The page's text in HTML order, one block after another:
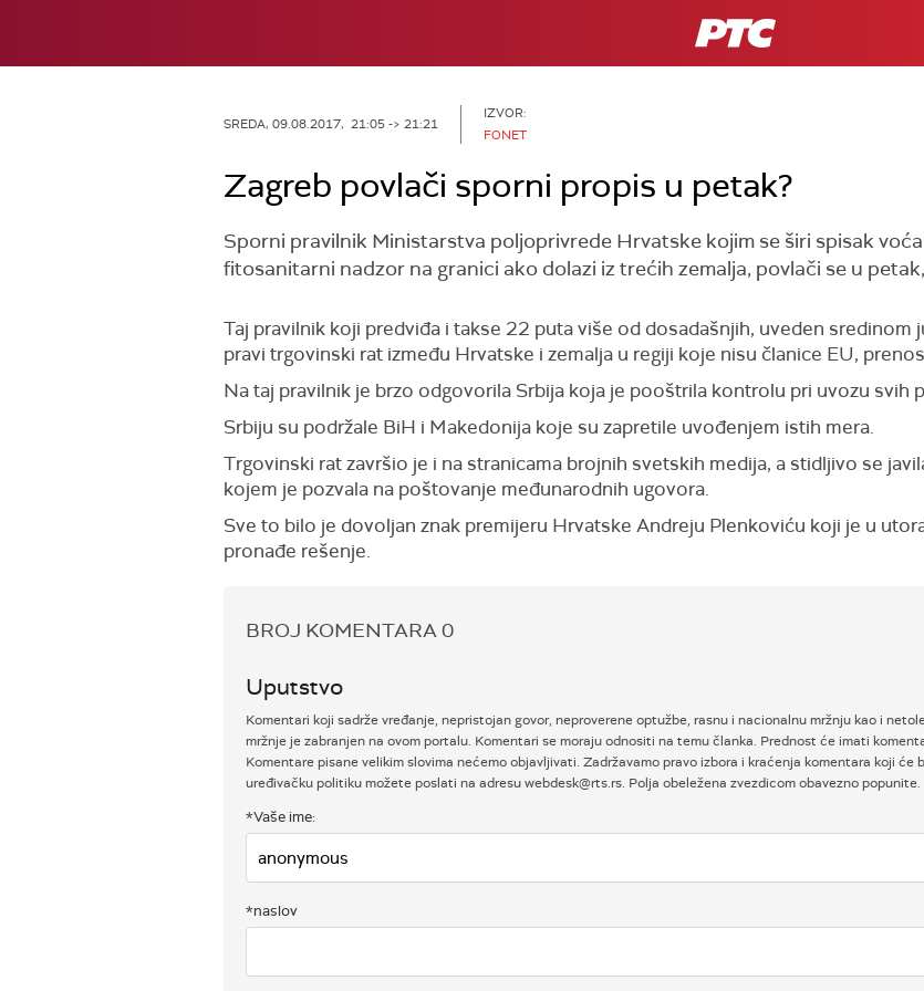
RTS
SREDA, 09.08.2017, 21:05 -> 21:21
IZVOR:
FONET
Zagreb povlači sporni propis u petak?
Sporni pravilnik Ministarstva poljoprivrede Hrvatske kojim se širi spisak
fitosanitarni nadzor na granici ako dolazi iz trećih zemalja, povlači se u
Taj pravilnik koji predviđa i takse 22 puta više od dosadašnjih, uveden sredinom
pravi trgovinski rat između Hrvatske i zemalja u regiji koje nisu članice EU,
Na taj pravilnik je brzo odgovorila Srbija koja je pooštrila kontrolu pri uvozu svih
Srbiju su podržale BiH i Makedonija koje su zapretile uvođenjem istih mera.
Trgovinski rat završio je i na stranicama brojnih svetskih medija, a stidljivo se
kojem je pozvala na poštovanje međunarodnih ugovora.
Sve to bilo je dovoljan znak premijeru Hrvatske Andreju Plenkoviću koji je u
pronađe rešenje.
BROJ KOMENTARA0
Uputstvo
Komentari koji sadrže vređanje, nepristojan govor, neproverene optužbe, rasnu i nacionalnu mržnju kao i
mržnje je zabranjen na ovom portalu. Komentari se moraju odnositi na temu članka. Prednost će imati
Komentare pisane velikim slovima nećemo objavljivati. Zadržavamo pravo izbora i kraćenja komentara koji će
uređivačku politiku možete poslati na adresu webdesk@rts.rs. Polja obeležena zvezdicom obavezno popunite.
*Vaše ime:
*naslov